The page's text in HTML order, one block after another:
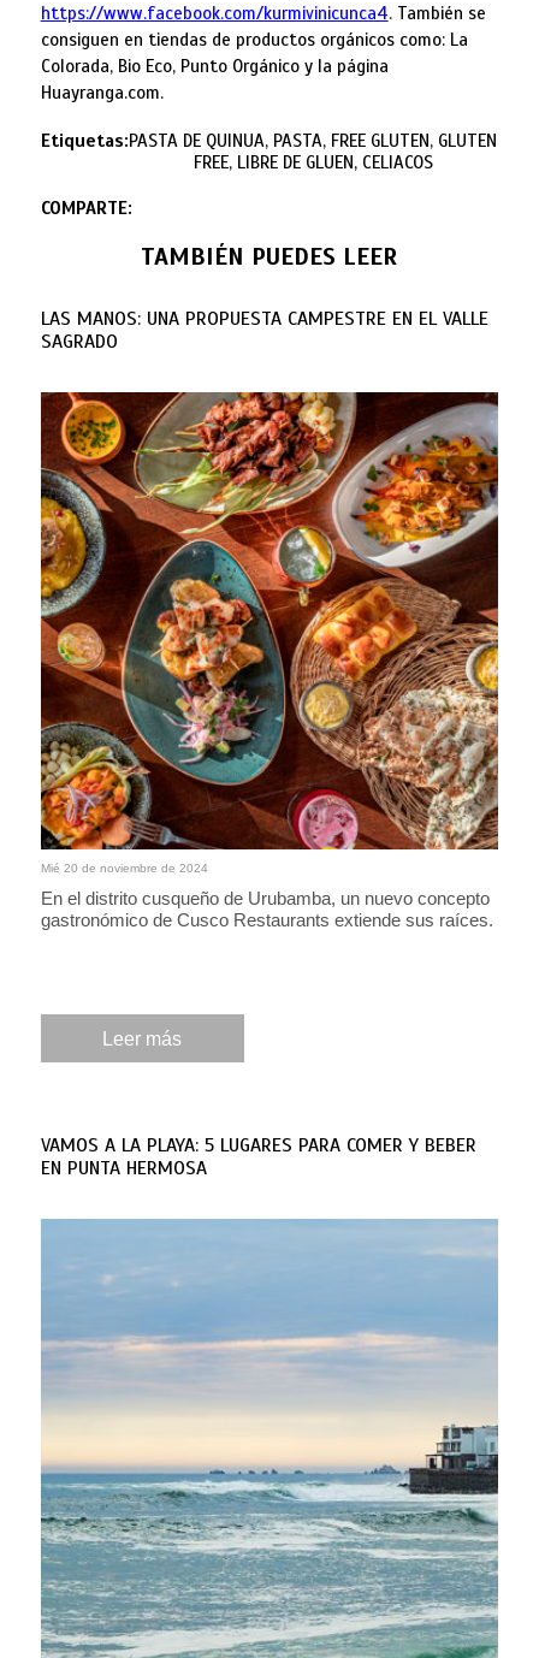
https://www.facebook.com/kurmivinicunca4. También se
consiguen en tiendas de productos orgánicos como: La
Colorada, Bio Eco, Punto Orgánico y la página
Huayranga.com.
Etiquetas:PASTA DE QUINUA, PASTA, FREE GLUTEN, GLUTEN
FREE, LIBRE DE GLUEN, CELIACOS
COMPARTE:
TAMBIÉN PUEDES LEER
LAS MANOS: UNA PROPUESTA CAMPESTRE EN EL VALLE
SAGRADO
Mié 20 de noviembre de 2024
En el distrito cusqueño de Urubamba, un nuevo concepto
gastronómico de Cusco Restaurants extiende sus raíces.
Leer más
VAMOS A LA PLAYA: 5 LUGARES PARA COMER Y BEBER
EN PUNTA HERMOSA